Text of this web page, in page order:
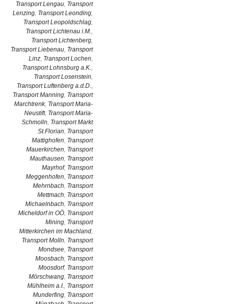
Transport Lengau, Transport
Lenzing, Transport Leonding,
Transport Leopoldschlag,
Transport Lichtenau i.M.,
Transport Lichtenberg,
Transport Liebenau, Transport
Linz, Transport Lochen,
Transport Lohnsburg a.K.,
Transport Losenstein,
Transport Luftenberg a.d.D.,
Transport Manning, Transport
Marchtrenk, Transport Maria-
Neustift, Transport Maria-
Schmolln, Transport Markt
St.Florian, Transport
Mattighofen, Transport
Mauerkirchen, Transport
Mauthausen, Transport
Mayrhof, Transport
Meggenhofen, Transport
Mehrnbach, Transport
Mettmach, Transport
Michaelnbach, Transport
Micheldorf in OÖ, Transport
Mining, Transport
Mitterkirchen im Machland,
Transport Molln, Transport
Mondsee, Transport
Moosbach, Transport
Moosdorf, Transport
Mörschwang, Transport
Mühlheim a.I., Transport
Munderfing, Transport